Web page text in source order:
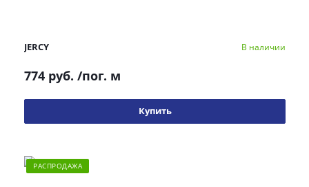
JERCY В наличии
774 руб. /пог. м
Купить
РАСПРОДАЖА